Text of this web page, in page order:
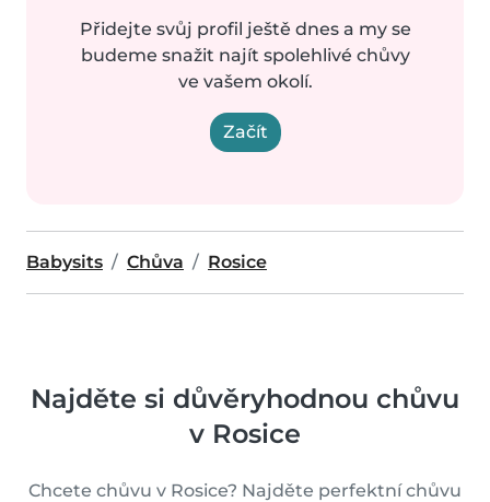
Přidejte svůj profil ještě dnes a my se
budeme snažit najít spolehlivé chůvy
ve vašem okolí.
Začít
Babysits Chůva Rosice
Najděte si důvěryhodnou chůvu
v Rosice
Chcete chůvu v Rosice? Najděte perfektní chůvu